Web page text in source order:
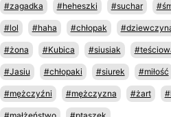
#zagadka #heheszki #suchar
#lol #haha #chłopak
#żona #Kubica #siusiak
#Jasiu #chłopaki #siurek #miłość
#mężczyźni #mężczyzna #żart